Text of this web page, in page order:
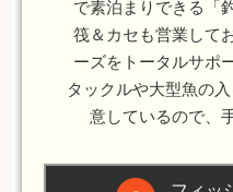
で素泊まりできる「
筏＆カセも営業して
ーズをトータルサポ
タックルや大型魚の
意しているので、